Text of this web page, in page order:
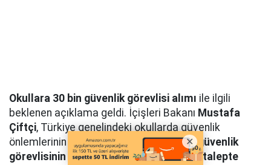
Okullara 30 bin güvenlik görevlisi alımı ile ilgili
beklenen açıklama geldi. İçişleri Bakanı Mustafa
Çiftçi, Türkiye genelindeki okullarda güvenlik
önlemlerinin artırılması amacıyla30 bin güvenlik
görevlisinin istihdam edilmesi yönünde talepte